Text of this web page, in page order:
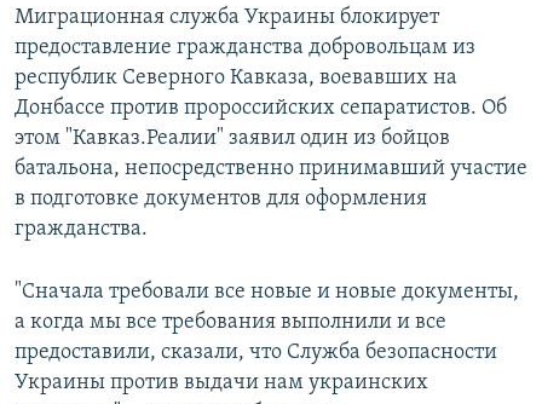
Все сайты РСЕ/РС
Миграционная служба Украины блокирует
предоставление гражданства добровольцам из
республик Северного Кавказа, воевавших на
Донбассе против пророссийских сепаратистов. Об
этом "Кавказ.Реалии" заявил один из бойцов
батальона, непосредственно принимавший участие
в подготовке документов для оформления
гражданства.
"Сначала требовали все новые и новые документы,
а когда мы все требования выполнили и все
предоставили, сказали, что Служба безопасности
Украины против выдачи нам украинских